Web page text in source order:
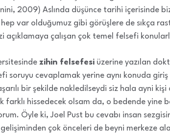
2009) Aslında düşünce tarihi içerisinde
var olduğumuz gibi görüşlere de sıkça
çalışan çok temel felsefi
zihin felsefesi üzerine yazılan
soruyu cevaplamak yerine aynı konuda
bir şekilde nakledilseydi siz hala ayni kişi
farklı hissedecek olsam da, o bedende yine
Öyle ki, Joel Pust bu cevabı insan
çok önceleri de beyni merkeze